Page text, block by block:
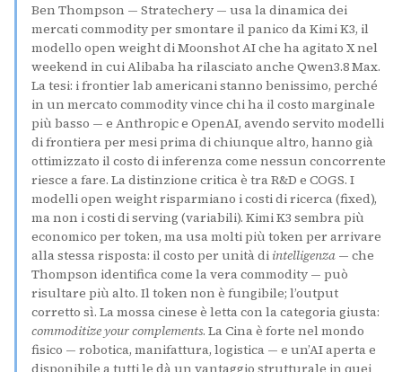
Ben Thompson — Stratechery — usa la dinamica dei
mercati commodity per smontare il panico da Kimi K3, il
modello open weight di Moonshot AI che ha agitato X nel
weekend in cui Alibaba ha rilasciato anche Qwen3.8 Max.
La tesi: i frontier lab americani stanno benissimo, perché
in un mercato commodity vince chi ha il costo marginale
più basso — e Anthropic e OpenAI, avendo servito modelli
di frontiera per mesi prima di chiunque altro, hanno già
ottimizzato il costo di inferenza come nessun concorrente
riesce a fare. La distinzione critica è tra R&D e COGS. I
modelli open weight risparmiano i costi di ricerca (fixed),
ma non i costi di serving (variabili). Kimi K3 sembra più
economico per token, ma usa molti più token per arrivare
alla stessa risposta: il costo per unità diintelligenza — che
Thompson identifica come la vera commodity — può
risultare più alto. Il token non è fungibile; l’output
corretto sì. La mossa cinese è letta con la categoria giusta:
commoditize your complements. La Cina è forte nel mondo
fisico — robotica, manifattura, logistica — e un’AI aperta e
disponibile a tutti le dà un vantaggio strutturale in quei